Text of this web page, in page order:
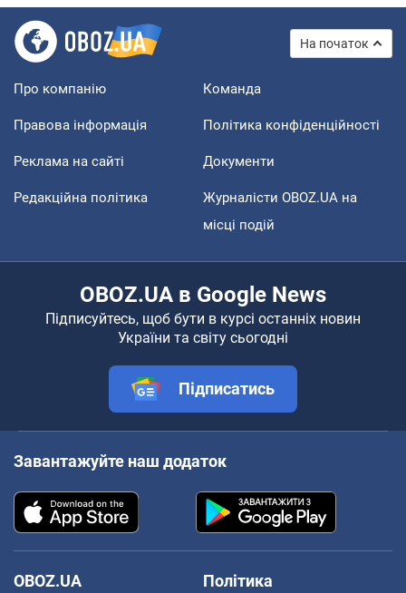
На початок
Про компанію Команда
Правова інформація Політика конфіденційності
Реклама на сайті Документи
Редакційна політика
Журналісти OBOZ.UA на
місці подій
OBOZ.UA в Google News
Підписуйтесь, щоб бути в курсі останніх новин
України та світу сьогодні
Підписатись
Завантажуйте наш додаток
OBOZ.UA
Політика